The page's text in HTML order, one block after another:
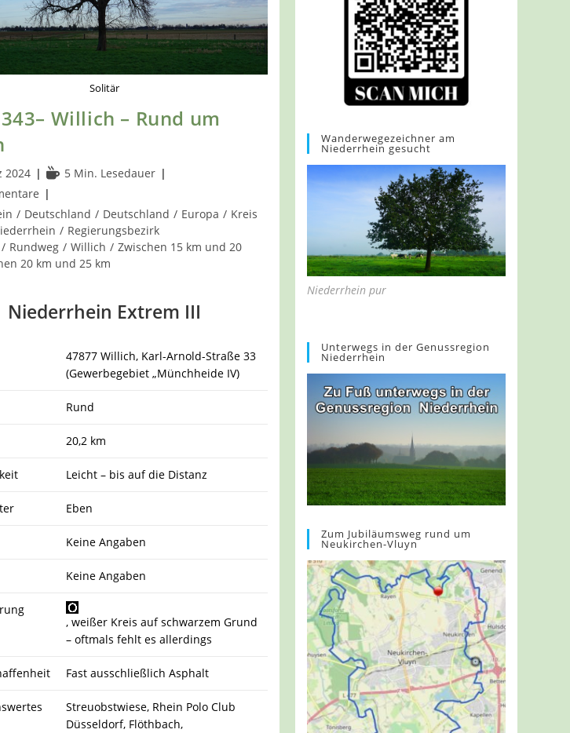
Solitär
Willich – Rund um
2024 Lesedauer:
5 Min. Lesedauer
/ Deutschland / Deutschland / Europa / Kreis
/ Regierungsbezirk
/ Rundweg / Willich / Zwischen 15 km und 20
20 km und 25 km
Niederrhein Extrem III
47877 Willich, Karl-Arnold-Straße 33
(Gewerbegebiet „Münchheide IV)
Rund
20,2 km
Leicht – bis auf die Distanz
Eben
Keine Angaben
Keine Angaben
, weißer Kreis auf schwarzem Grund
– oftmals fehlt es allerdings
Fast ausschließlich Asphalt
Streuobstwiese, Rhein Polo Club
Düsseldorf, Flöthbach,
Wanderwegezeichner am
Niederrhein gesucht
Niederrhein pur
Unterwegs in der Genussregion
Niederrhein
Zum Jubiläumsweg rund um
Neukirchen-Vluyn